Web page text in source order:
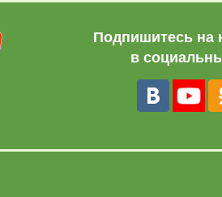
Подпишитесь на
в